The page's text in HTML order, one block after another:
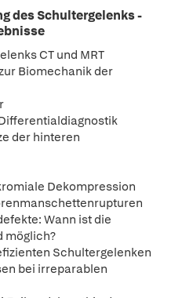
des Schultergelenks -
CT und MRT
Biomechanik der
der hinteren
Dekompression
Wann ist die
möglich?
Schultergelenken
bei irreparablen